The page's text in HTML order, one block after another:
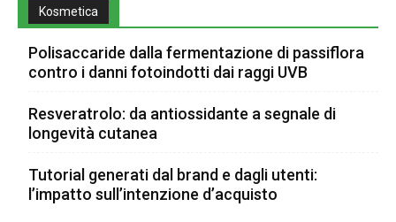
Kosmetica
Polisaccaride dalla fermentazione di passiflora
contro i danni fotoindotti dai raggi UVB
Resveratrolo: da antiossidante a segnale di
longevità cutanea
Tutorial generati dal brand e dagli utenti:
l’impatto sull’intenzione d’acquisto